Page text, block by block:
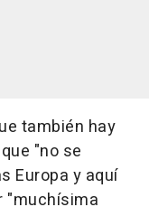
también hay
"no se
Europa y aquí
"muchísima